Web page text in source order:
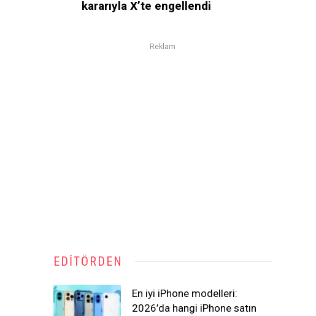
kararıyla X’te engellendi
Reklam
EDITÖRDEN
En iyi iPhone modelleri:
2026’da hangi iPhone satın